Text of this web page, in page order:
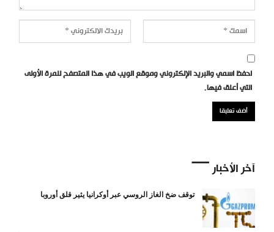
احفظ اسمي والبريد الإلكتروني وموقع الويب في هذا المتصفح للمرة الأولى
التي أعلق فيها.
آخر الأخبار
توقف ضخ الغاز الروسي عبر أوكرانيا يثير قلق أوروبا